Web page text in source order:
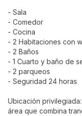
- Sala
- Comedor
- Cocina
- 2 Habitaciones con
- 2 Baños
- 1 Cuarto y baño de
- 2 parqueos
- Seguridad 24 horas
Ubicación
área que combina